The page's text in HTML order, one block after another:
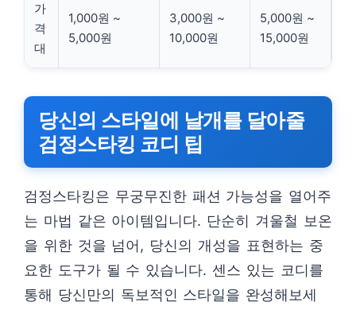
가
격
대
1,000원 ~
5,000원
3,000원 ~
10,000원
5,000원 ~
15,000원
당신의 스타일에 날개를 달아줄
검정스타킹 코디 팁
검정스타킹은 무궁무진한 패션 가능성을 열어주
는 마법 같은 아이템입니다. 단순히 겨울철 보온
을 위한 것을 넘어, 당신의 개성을 표현하는 중
요한 도구가 될 수 있습니다. 센스 있는 코디를
통해 당신만의 독보적인 스타일을 완성해보세